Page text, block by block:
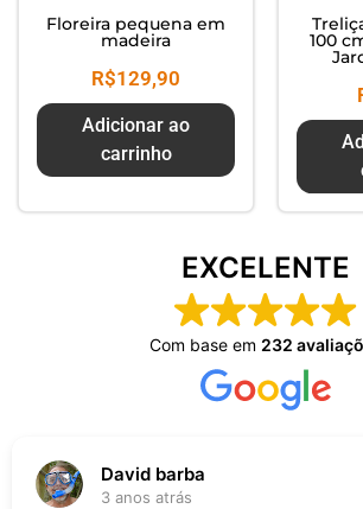
Floreira pequena em
madeira
R$129,90
Adicionar ao
carrinho
100
EXCELENTE
Com base em 232
David barba
3 anos atrás